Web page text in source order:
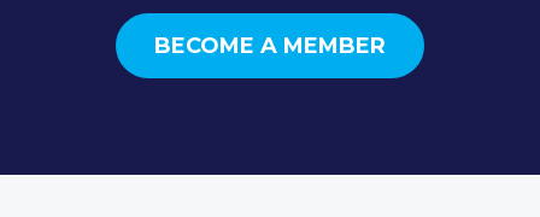
BECOME A MEMBER